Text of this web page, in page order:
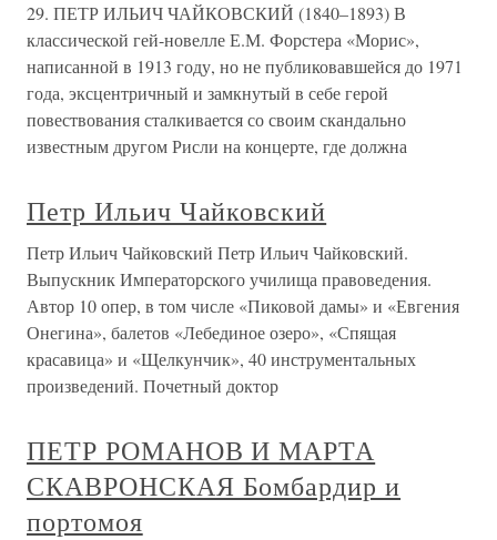
29. ПЕТР ИЛЬИЧ ЧАЙКОВСКИЙ (1840–1893) В
классической гей-новелле Е.М. Форстера «Морис»,
написанной в 1913 году, но не публиковавшейся до 1971
года, эксцентричный и замкнутый в себе герой
повествования сталкивается со своим скандально
известным другом Рисли на концерте, где должна
Петр Ильич Чайковский
Петр Ильич Чайковский Петр Ильич Чайковский.
Выпускник Императорского училища правоведения.
Автор 10 опер, в том числе «Пиковой дамы» и «Евгения
Онегина», балетов «Лебединое озеро», «Спящая
красавица» и «Щелкунчик», 40 инструментальных
произведений. Почетный доктор
ПЕТР РОМАНОВ И МАРТА
СКАВРОНСКАЯ Бомбардир и
портомоя